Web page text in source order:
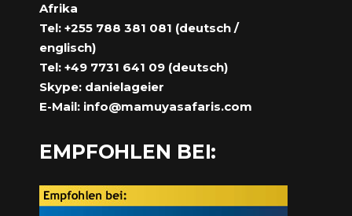
Afrika
Tel: +255 788 381 081 (deutsch /
englisch)
Tel: +49 7731 641 09 (deutsch)
Skype: danielageier
E-Mail: info@mamuyasafaris.com
EMPFOHLEN BEI: